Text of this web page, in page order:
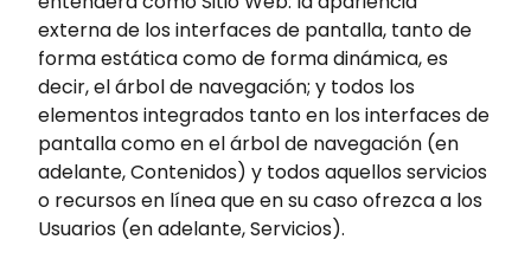
externa de los interfaces de pantalla, tanto de
forma estática como de forma dinámica, es
decir, el árbol de navegación; y todos los
elementos integrados tanto en los interfaces de
pantalla como en el árbol de navegación (en
adelante, Contenidos) y todos aquellos servicios
o recursos en línea que en su caso ofrezca a los
Usuarios (en adelante, Servicios).